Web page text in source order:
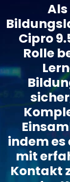
Cipro
Rolle
indem
mit
Kontakt